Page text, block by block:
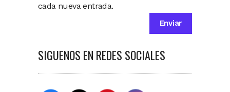
cada nueva entrada.
SIGUENOS EN REDES SOCIALES